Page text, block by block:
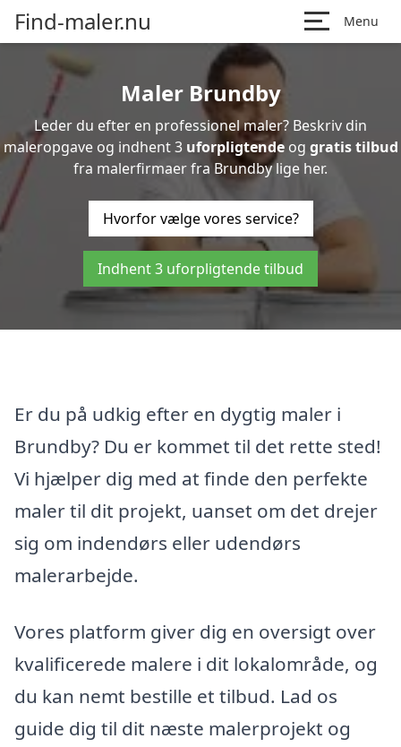
Find-maler.nu Menu
Maler Brundby
Leder du efter en professionel maler? Beskriv din
maleropgave og indhent 3 uforpligtendeog gratis tilbud
fra malerfirmaer fra Brundby lige her.
Hvorfor vælge vores service?
Indhent 3 uforpligtende tilbud
Er du på udkig efter en dygtig maler i
Brundby? Du er kommet til det rette sted!
Vi hjælper dig med at finde den perfekte
maler til dit projekt, uanset om det drejer
sig om indendørs eller udendørs
malerarbejde.
Vores platform giver dig en oversigt over
kvalificerede malere i dit lokalområde, og
du kan nemt bestille et tilbud. Lad os
guide dig til dit næste malerprojekt og